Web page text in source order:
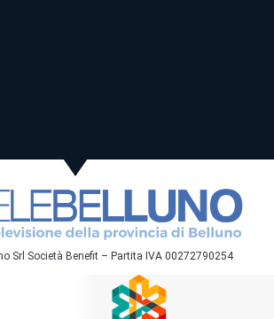
Srl Società Benefit – Partita IVA 00272790254